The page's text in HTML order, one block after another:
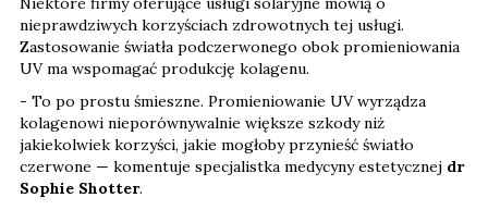
nieprawdziwych korzyściach zdrowotnych tej usługi.
Zastosowanie światła podczerwonego obok promieniowania
UV ma wspomagać produkcję kolagenu.
- To po prostu śmieszne. Promieniowanie UV wyrządza
kolagenowi nieporównywalnie większe szkody niż
jakiekolwiek korzyści, jakie mogłoby przynieść światło
czerwone — komentuje specjalistka medycyny estetycznej dr
Sophie Shotter.